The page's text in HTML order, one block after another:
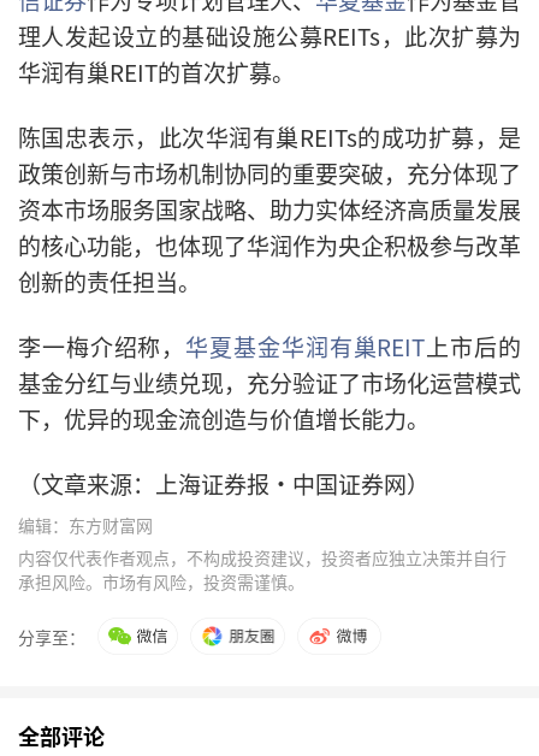
理人发起设立的基础设施公募REITs，此次扩募为
华润有巢REIT的首次扩募。
陈国忠表示，此次华润有巢REITs的成功扩募，是
政策创新与市场机制协同的重要突破，充分体现了
资本市场服务国家战略、助力实体经济高质量发展
的核心功能，也体现了华润作为央企积极参与改革
创新的责任担当。
李一梅介绍称， 华夏基金华润有巢REIT 上市后的
基金分红与业绩兑现，充分验证了市场化运营模式
下，优异的现金流创造与价值增长能力。
（文章来源：上海证券报·中国证券网）
编辑：东方财富网
内容仅代表作者观点，不构成投资建议，投资者应独立决策并自行
承担风险。市场有风险，投资需谨慎。
分享至：
全部评论